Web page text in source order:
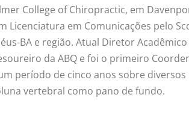
College of Chiropractic, em
Licenciatura em Comunicações pelo
BA e região. Atual Diretor Acadêmico
da ABQ e foi o primeiro
período de cinco anos sobre diversos
vertebral como pano de fundo.